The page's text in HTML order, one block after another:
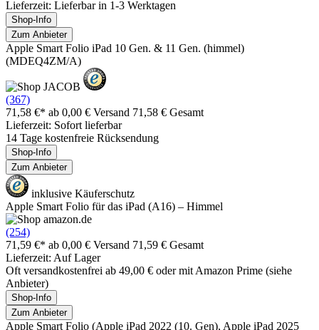
Lieferzeit: Lieferbar in 1-3 Werktagen
Shop-Info
Zum Anbieter
Apple Smart Folio iPad 10 Gen. & 11 Gen. (himmel)
(MDEQ4ZM/A)
(367)
71,58 €* ab 0,00 € Versand 71,58 € Gesamt
Lieferzeit: Sofort lieferbar
14 Tage kostenfreie Rücksendung
Shop-Info
Zum Anbieter
inklusive Käuferschutz
Apple Smart Folio für das iPad (A16) – Himmel ​​​​​​​
(254)
71,59 €* ab 0,00 € Versand 71,59 € Gesamt
Lieferzeit: Auf Lager
Oft versandkostenfrei ab 49,00 € oder mit Amazon Prime (siehe
Anbieter)
Shop-Info
Zum Anbieter
Apple Smart Folio (Apple iPad 2022 (10. Gen), Apple iPad 2025